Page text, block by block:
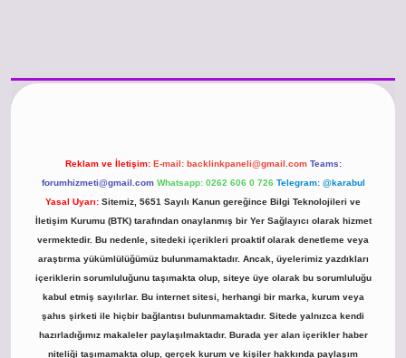
Reklam ve İletişim: E-mail: backlinkpaneli@gmail.com Teams:
forumhizmeti@gmail.com Whatsapp: 0262 606 0 726 Telegram: @karabul
Yasal Uyarı: Sitemiz, 5651 Sayılı Kanun gereğince Bilgi Teknolojileri ve
İletişim Kurumu (BTK) tarafından onaylanmış bir Yer Sağlayıcı olarak hizmet
vermektedir. Bu nedenle, sitedeki içerikleri proaktif olarak denetleme veya
araştırma yükümlülüğümüz bulunmamaktadır. Ancak, üyelerimiz yazdıkları
içeriklerin sorumluluğunu taşımakta olup, siteye üye olarak bu sorumluluğu
kabul etmiş sayılırlar. Bu internet sitesi, herhangi bir marka, kurum veya
şahıs şirketi ile hiçbir bağlantısı bulunmamaktadır. Sitede yalnızca kendi
hazırladığımız makaleler paylaşılmaktadır. Burada yer alan içerikler haber
niteliği taşımamakta olup, gerçek kurum ve kişiler hakkında paylaşım